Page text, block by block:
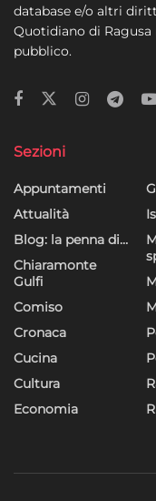
database e/o altri
Quotidiano di
pubblico.
Sezioni
Appuntamenti
Attualità
Blog: la penna di…
Chiaramonte
Gulfi
Comiso
Cronaca
Cucina
Cultura
Economia